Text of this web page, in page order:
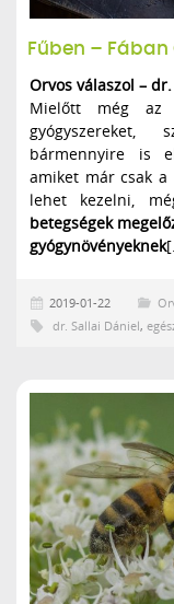
Fűben –
Orvos válaszol –
Mielőtt még az
bármennyire is
amiket már csak a
lehet kezelni,
betegségek
gyógynövényeknek
2019-01-22
dr. Sallai Dániel,